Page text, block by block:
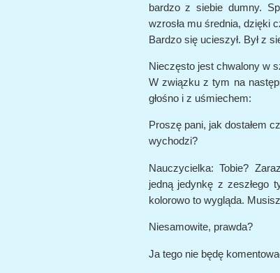
bardzo z siebie dumny.
wzrosła mu średnia, dzięki
Bardzo się ucieszył. Był z
Nieczęsto jest chwalony w
W związku z tym na
głośno i z uśmiechem:
Proszę pani, jak dostałem
wychodzi?
Nauczycielka: Tobie?
jedną jedynkę z zeszłego
kolorowo to wygląda.
Niesamowite, prawda?
Ja tego nie będę